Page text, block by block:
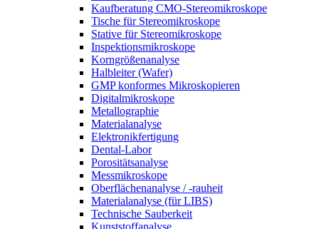
Kaufberatung CMO-Stereomikroskope
Tische für Stereomikroskope
Stative für Stereomikroskope
Inspektionsmikroskope
Korngrößenanalyse
Halbleiter (Wafer)
GMP konformes Mikroskopieren
Digitalmikroskope
Metallographie
Materialanalyse
Elektronikfertigung
Dental-Labor
Porositätsanalyse
Messmikroskope
Oberflächenanalyse / -rauheit
Materialanalyse (für LIBS)
Technische Sauberkeit
Kunststoffanalyse